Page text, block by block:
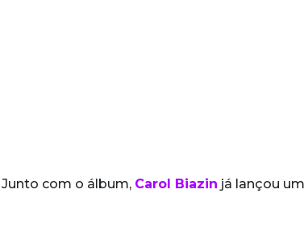
com o álbum, Carol Biazin já lançou um